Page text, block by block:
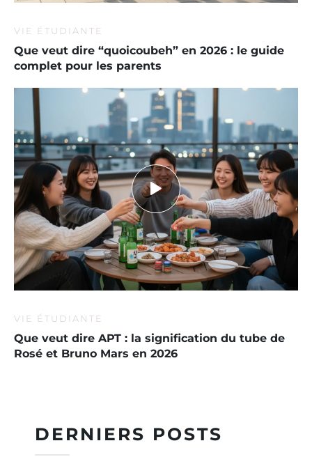
DERNIERS POSTS
VIE ÉTUDIANTE
Que veut dire “quoicoubeh” en 2026 : le guide
complet pour les parents
VIE ÉTUDIANTE
Que veut dire APT : la signification du tube de
Rosé et Bruno Mars en 2026